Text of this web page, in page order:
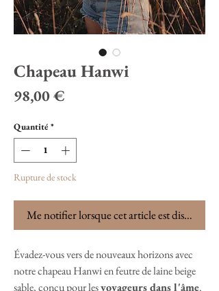
Chapeau Hanwi
98,00 €Prix
Quantité *
Rupture de stock
Me notifier lorsque cet article est disponible
Évadez-vous vers de nouveaux horizons avec
notre chapeau Hanwi en feutre de laine beige
sable, conçu pour lesvoyageurs dans l'âme.